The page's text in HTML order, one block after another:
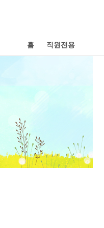
홈 직원전용